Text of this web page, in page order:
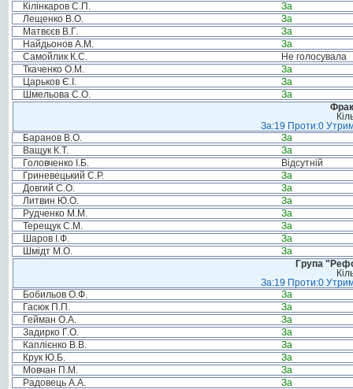
Кілінкаров С.П.
За
Лещенко В.О.
За
Матвєєв В.Г.
За
Найдьонов А.М.
За
Самойлик К.С.
Не голосувала
Ткаченко О.М.
За
Царьков Є.І.
За
Шмельова С.О.
За
За:19 Проти:0
Баранов В.О.
За
Ващук К.Т.
За
Головченко І.Б.
Відсутній
Гриневецький С.Р.
За
Довгий С.О.
За
Литвин Ю.О.
За
Рудченко М.М.
За
Терещук С.М.
За
Шаров І.Ф.
За
Шмідт М.О.
За
Група
За:19 Проти:0
Бобильов О.Ф.
За
Гасюк П.П.
За
Гейман О.А.
За
Задирко Г.О.
За
Каплієнко В.В.
За
Крук Ю.Б.
За
Мовчан П.М.
За
Радовець А.А.
За